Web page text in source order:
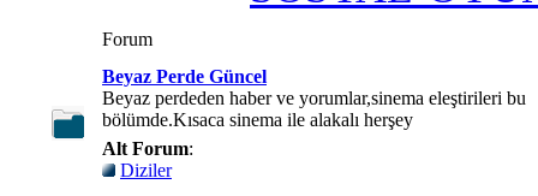
Forum
Beyaz Perde Güncel
Beyaz perdeden haber ve yorumlar,sinema eleştirileri bu
bölümde.Kısaca sinema ile alakalı herşey
Alt Forum:
Diziler